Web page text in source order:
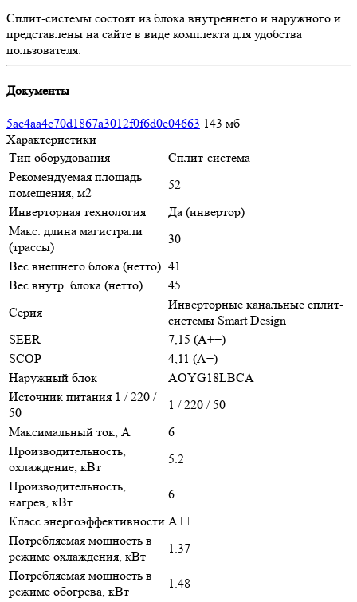
Сплит-системы состоят из блока внутреннего и наружного и
представлены на сайте в виде комплекта для удобства
пользователя.
Документы
5ac4aa4c70d1867a3012f0f6d0e04663 143 мб
Характеристики
Тип оборудования
Сплит-система
Рекомендуемая площадь
помещения, м2
52
Инверторная технология
Да (инвертор)
Макс. длина магистрали
(трассы)
30
Вес внешнего блока (нетто) 41
Вес внутр. блока (нетто)
45
Серия
Инверторные канальные сплит-
системы Smart Design
SEER
7,15 (A++)
SCOP
4,11 (A+)
Наружный блок
AOYG18LBCA
Источник питания 1 / 220 /
50
1 / 220 / 50
Максимальный ток, А
6
Производительность,
охлаждение, кВт
5.2
Производительность,
нагрев, кВт
6
Класс энергоэффективности A++
Потребляемая мощность в
режиме охлаждения, кВт
1.37
Потребляемая мощность в
режиме обогрева, кВт
1.48